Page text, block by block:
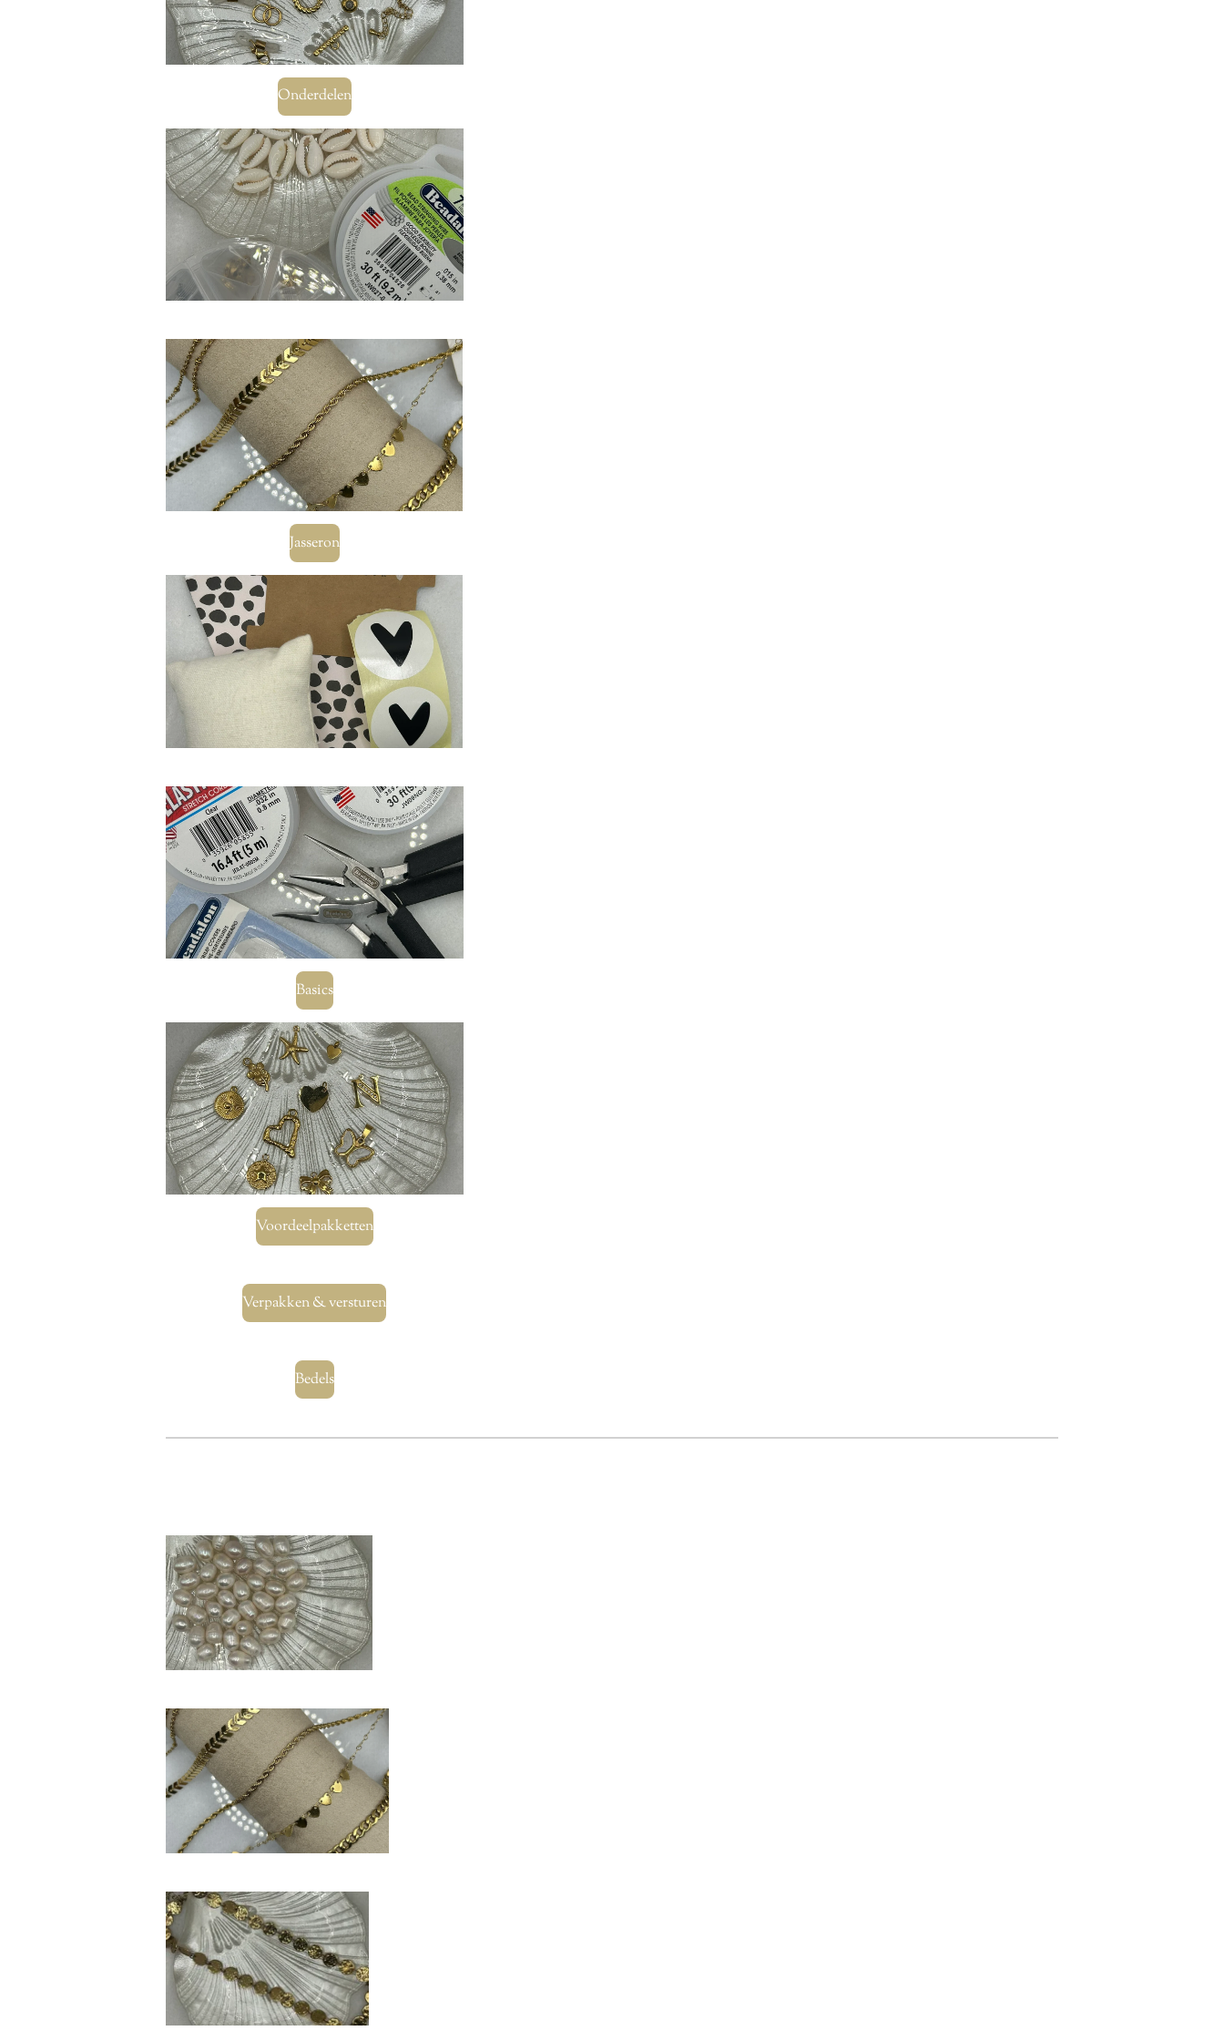
Onderdelen
Jasseron
Basics
Voordeelpakketten
Verpakken & versturen
Bedels